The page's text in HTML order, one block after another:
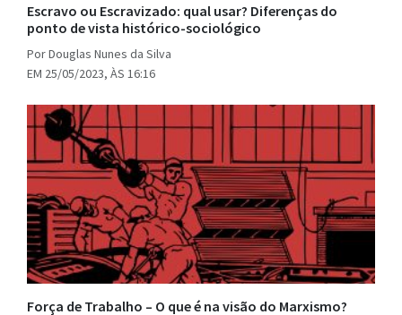
Escravo ou Escravizado: qual usar? Diferenças do
ponto de vista histórico-sociológico
Por Douglas Nunes da Silva
EM 25/05/2023, ÀS 16:16
Força de Trabalho – O que é na visão do Marxismo?